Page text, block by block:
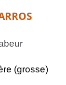
(grosse)